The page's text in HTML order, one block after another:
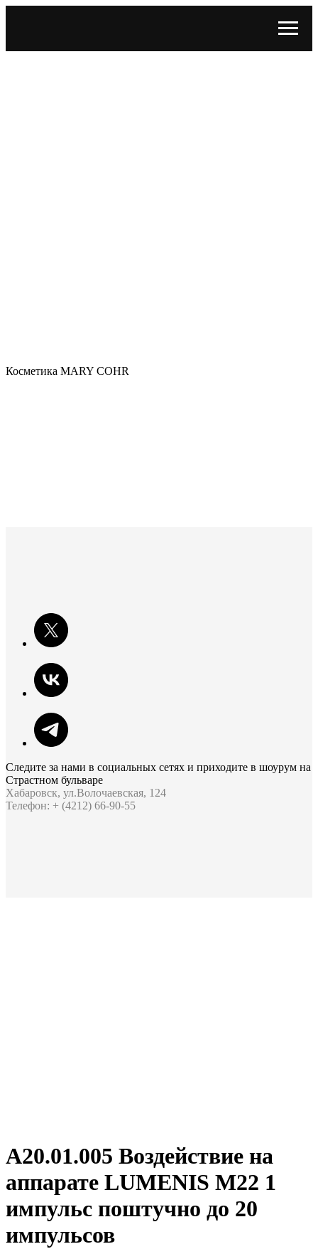
Косметика MARY COHR
Следите за нами в социальных сетях и приходите в шоурум на
Страстном бульваре
Хабаровск, ул.Волочаевская, 124
Телефон: + (4212) 66-90-55
А20.01.005 Воздействие на
аппарате LUMENIS M22 1
импульс поштучно до 20
импульсов